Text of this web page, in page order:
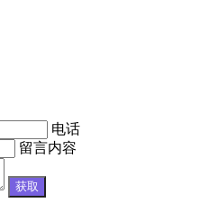
电话
留言内容